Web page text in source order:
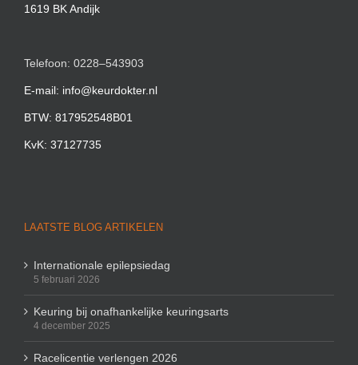
1619 BK Andijk
Telefoon: 0228–543903
E-mail: info@keurdokter.nl
BTW: 817952548B01
KvK: 37127735
LAATSTE BLOG ARTIKELEN
Internationale epilepsiedag
5 februari 2026
Keuring bij onafhankelijke keuringsarts
4 december 2025
Racelicentie verlengen 2026